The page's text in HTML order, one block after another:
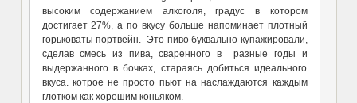
высоким содержанием алкоголя, градус в котором
достигает 27%, а по вкусу больше напоминает плотный
горьковаты портвейн. Это пиво буквально купажировали,
сделав смесь из пива, сваренного в разные годы и
выдержанного в бочках, стараясь добиться идеального
вкуса. котрое не просто пьют на наслаждаются каждым
глотком как хорошим коньяком.